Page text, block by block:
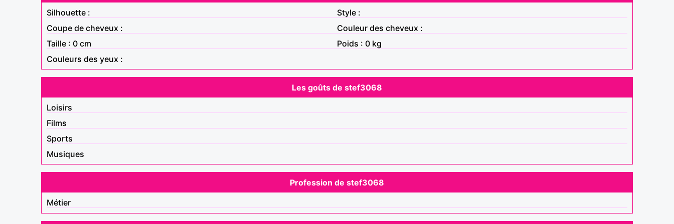
Silhouette :
Style :
Coupe de cheveux :
Couleur des cheveux :
Taille : 0 cm
Poids : 0 kg
Couleurs des yeux :
Les goûts de stef3068
Loisirs
Films
Sports
Musiques
Profession de stef3068
Métier